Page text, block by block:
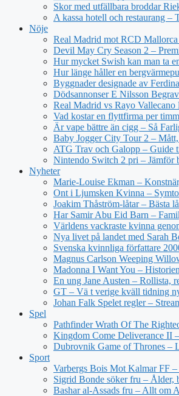
Skor med utfällbara broddar
A kassa hotell och restaurang –
Nöje
Real Madrid mot RCD
Devil May Cry Season 2 –
Hur mycket Swish kan man ta
Hur länge håller en
Byggnader designade av
Dödsannonser E Nilsson
Real Madrid vs Rayo
Vad kostar en flyttfirma per
Är vape bättre än cigg – Så
Baby Jogger City Tour 2 –
ATG Trav och Galopp – Guide
Nintendo Switch 2 pri – Jämför
Nyheter
Marie-Louise Ekman –
Ont i Ljumsken Kvinna –
Joakim Thåström-låtar – Bästa
Har Samir Abu Eid Barn –
Världens vackraste kvinna
Nya livet på landet med Sarah
Svenska kvinnliga författare
Magnus Carlson Weeping
Madonna I Want You –
En ung Jane Austen – Rollista,
GT – Vä t verige kväll tidning
Johan Falk Spelet regler –
Spel
Pathfinder Wrath Of The
Kingdom Come Deliverance II
Dubrovnik Game of Thrones –
Sport
Varbergs Bois Mot Kalmar FF –
Sigrid Bonde söker fru – Ålder,
Bashar al-Assads fru – Allt om